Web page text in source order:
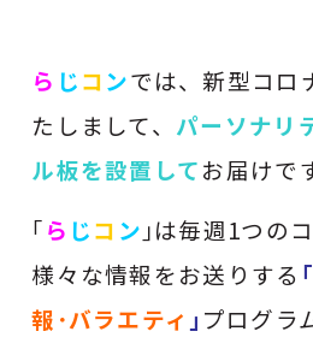
ら じコンでは、新型コロ
たしまして、 パーソナリ
ル板を設置してお届けで
｢ら じコ ン ｣は毎週1つの
様々な情報をお送りする ｢
報･バラエティ ｣ プログラ